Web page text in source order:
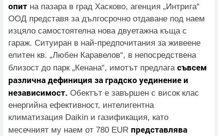
опит на пазара в град Хасково, агенция „Интрига“
ООД представя за дългосрочно отдаване под наем
изцяло самостоятелна нова двуетажна къща с
гараж. Ситуиран в най-предпочитания за живеене
елитен кв. „Любен Каравелов“, в непосредствена
близост до парк „Кенана“, имотът предлага съвсем
различна дефиниция за градско уединение и
независимост. Обектът е завършен с висок клас
енергийна ефективност, интелигентна
климатизация Daikin и газификация, като
месечният му наем от 780 EUR представлява